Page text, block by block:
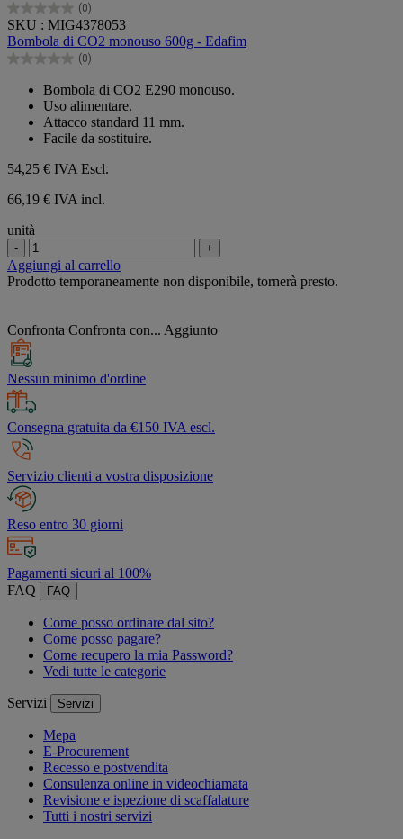
(0)
0.0
su
5
stelle.
SKU : MIG4378053
Bombola di CO2 monouso 600g - Edafim
(0)
0.0
stelle.
Bombola di CO2 E290 monouso.
Uso alimentare.
Attacco standard 11 mm.
Facile da sostituire.
54,25 € IVA Escl.
66,19 € IVA incl.
unità
- +
Aggiungi al carrello
Prodotto temporaneamente non disponibile, tornerà presto.
Confronta Confronta con... Aggiunto
Nessun minimo d'ordine
Consegna gratuita da €150 IVA escl.
Servizio clienti a vostra disposizione
Reso entro 30 giorni
Pagamenti sicuri al 100%
FAQ
FAQ
Come posso ordinare dal sito?
Come posso pagare?
Come recupero la mia Password?
Vedi tutte le categorie
Servizi Servizi
Mepa
E-Procurement
Recesso e postvendita
Consulenza online in videochiamata
Revisione e ispezione di scaffalature
Tutti i nostri servizi